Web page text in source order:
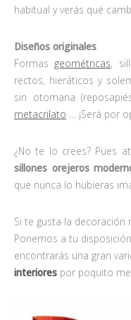
habitual y verás qué
Diseños originales
Formas geométricas,
rectos, hieráticos y
sin otomana
metacrilato … ¡Será por
¿No te lo crees? Pues
sillones orejeros
que nunca lo hubieras
Si te gusta la decoración
Ponemos a tu
encontrarás una gran
interiores por poquito